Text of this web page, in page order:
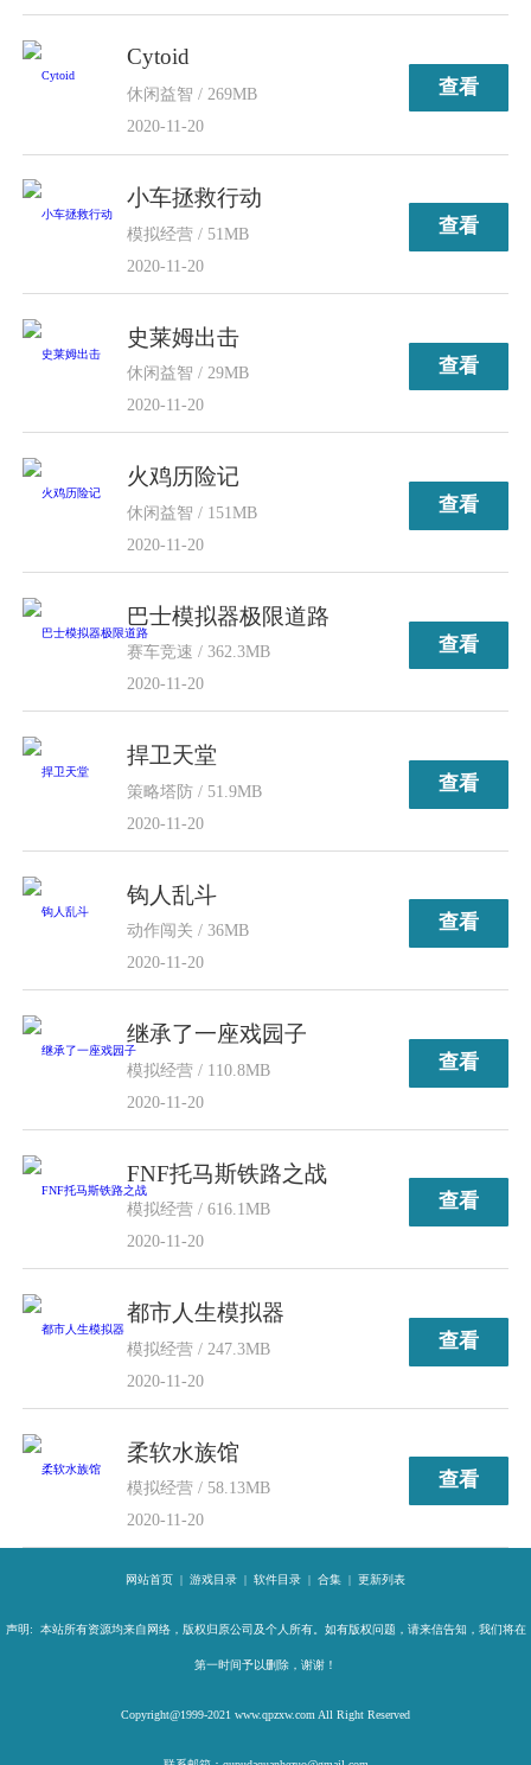
Cytoid
休闲益智 / 269MB
2020-11-20
查看
小车拯救行动
模拟经营 / 51MB
2020-11-20
查看
史莱姆出击
休闲益智 / 29MB
2020-11-20
查看
火鸡历险记
休闲益智 / 151MB
2020-11-20
查看
巴士模拟器极限道路
赛车竞速 / 362.3MB
2020-11-20
查看
捍卫天堂
策略塔防 / 51.9MB
2020-11-20
查看
钩人乱斗
动作闯关 / 36MB
2020-11-20
查看
继承了一座戏园子
模拟经营 / 110.8MB
2020-11-20
查看
FNF托马斯铁路之战
模拟经营 / 616.1MB
2020-11-20
查看
都市人生模拟器
模拟经营 / 247.3MB
2020-11-20
查看
柔软水族馆
模拟经营 / 58.13MB
2020-11-20
查看
网站首页 | 游戏目录 | 软件目录 | 合集 | 更新列表
声明: 本站所有资源均来自网络，版权归原公司及个人所有。如有版权问题，请来信告知，我们将在
第一时间予以删除，谢谢！
Copyright@1999-2021 www.qpzxw.com All Right Reserved